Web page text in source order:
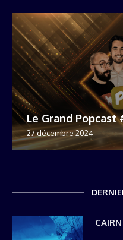
Le Grand Popcast
27 décembre 2024